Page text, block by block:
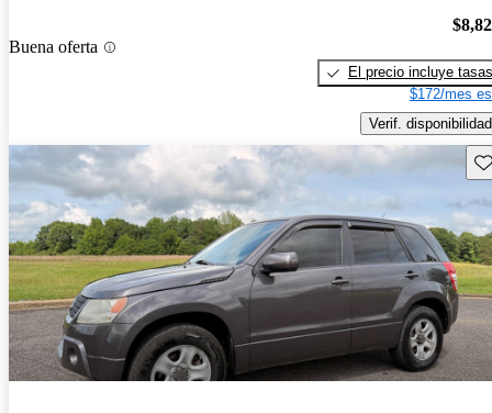
Buena oferta
El precio incluye tasas
$172/mes
Verif. disponibilidad